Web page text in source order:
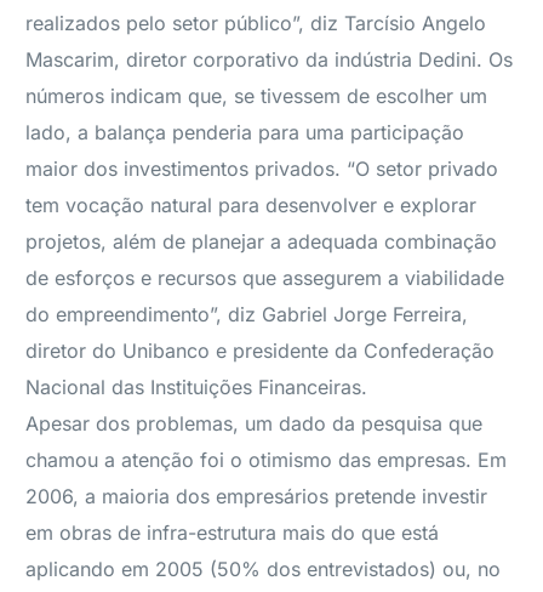
realizados pelo setor público”, diz Tarcísio Angelo
Mascarim, diretor corporativo da indústria Dedini. Os
números indicam que, se tivessem de escolher um
lado, a balança penderia para uma participação
maior dos investimentos privados. “O setor privado
tem vocação natural para desenvolver e explorar
projetos, além de planejar a adequada combinação
de esforços e recursos que assegurem a viabilidade
do empreendimento”, diz Gabriel Jorge Ferreira,
diretor do Unibanco e presidente da Confederação
Nacional das Instituições Financeiras.
Apesar dos problemas, um dado da pesquisa que
chamou a atenção foi o otimismo das empresas. Em
2006, a maioria dos empresários pretende investir
em obras de infra-estrutura mais do que está
aplicando em 2005 (50% dos entrevistados) ou, no